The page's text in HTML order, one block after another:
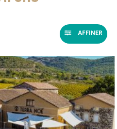
AFFINER